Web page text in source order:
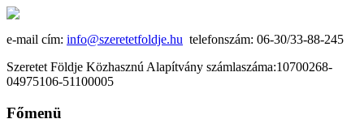
e-mail cím: info@szeretetfoldje.hu telefonszám: 06-30/33-88-245
Szeretet Földje Közhasznú Alapítvány számlaszáma:10700268-
04975106-51100005
Főmenü